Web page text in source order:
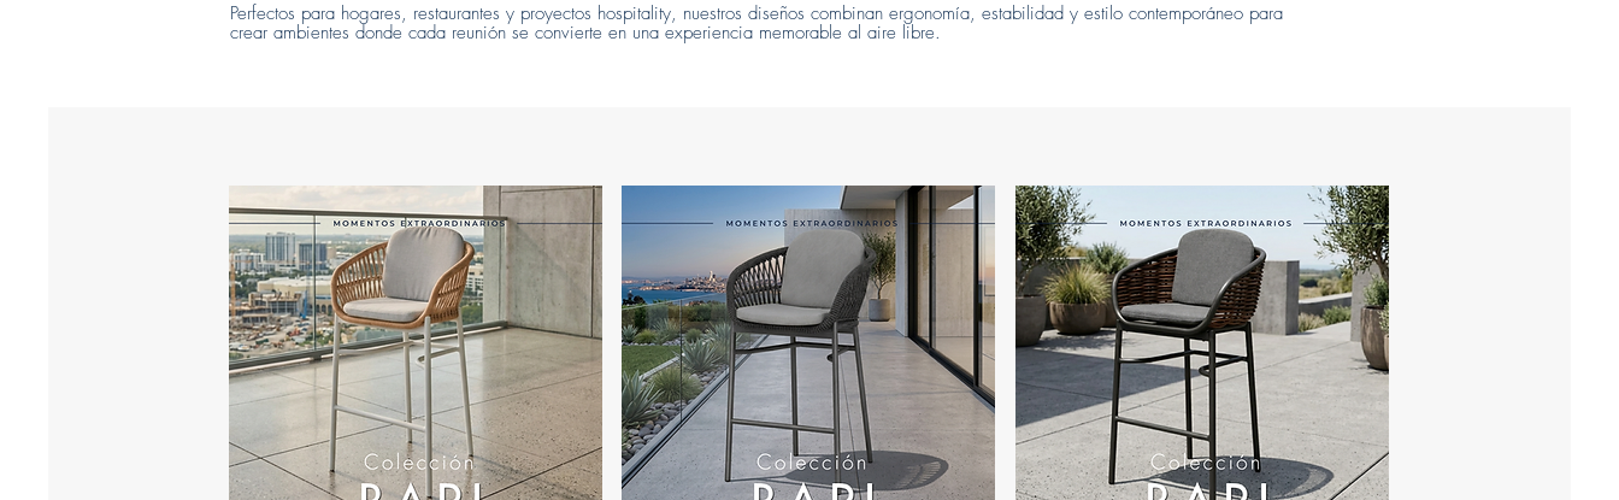
Perfectos para hogares, restaurantes y proyectos hospitality, nuestros diseños combinan ergonomía, estabilidad y estilo contemporáneo para
crear ambientes donde cada reunión se convierte en una experiencia memorable al aire libre.